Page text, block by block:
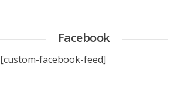
Facebook
[custom-facebook-feed]